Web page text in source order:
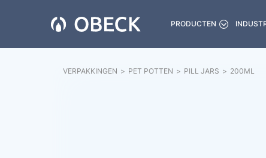
PRODUCTEN
VERPAKKINGEN > PET POTTEN > PILL JARS > 200ML